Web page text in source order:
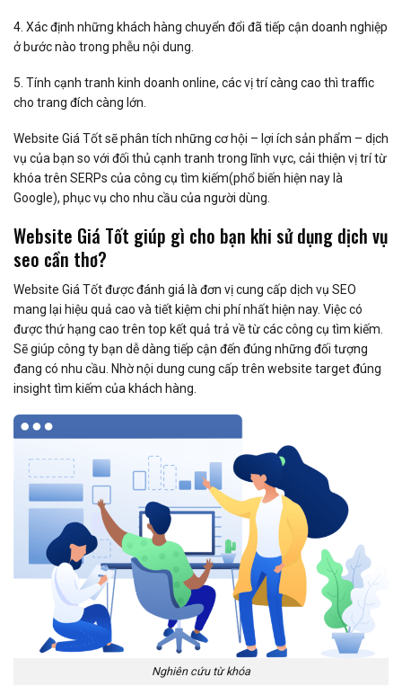
4. Xác định những khách hàng chuyển đổi đã tiếp cận doanh nghiệp
ở bước nào trong phễu nội dung.
5. Tính cạnh tranh kinh doanh online, các vị trí càng cao thì traffic
cho trang đích càng lớn.
Website Giá Tốt sẽ phân tích những cơ hội – lợi ích sản phẩm – dịch
vụ của bạn so với đối thủ cạnh tranh trong lĩnh vực, cải thiện vị trí từ
khóa trên SERPs của công cụ tìm kiếm(phổ biến hiện nay là
Google), phục vụ cho nhu cầu của người dùng.
Website Giá Tốt giúp gì cho bạn khi sử dụng dịch vụ
seo cần thơ?
Website Giá Tốt được đánh giá là đơn vị cung cấp dịch vụ SEO
mang lại hiệu quả cao và tiết kiệm chi phí nhất hiện nay. Việc có
được thứ hạng cao trên top kết quả trả về từ các công cụ tìm kiếm.
Sẽ giúp công ty bạn dễ dàng tiếp cận đến đúng những đối tượng
đang có nhu cầu. Nhờ nội dung cung cấp trên website target đúng
insight tìm kiếm của khách hàng.
Nghiên cứu từ khóa